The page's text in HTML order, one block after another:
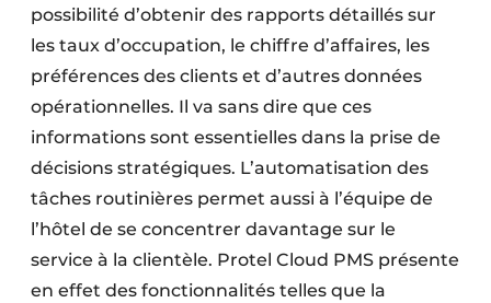
possibilité d’obtenir des rapports détaillés sur
les taux d’occupation, le chiffre d’affaires, les
préférences des clients et d’autres données
opérationnelles. Il va sans dire que ces
informations sont essentielles dans la prise de
décisions stratégiques. L’automatisation des
tâches routinières permet aussi à l’équipe de
l’hôtel de se concentrer davantage sur le
service à la clientèle. Protel Cloud PMS présente
en effet des fonctionnalités telles que la